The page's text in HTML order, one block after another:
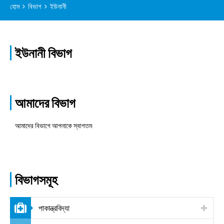
হোম বিভাগ ইউনানী
ইউনানী বিভাগ
আমাদের বিভাগ
আমাদের বিভাগে আপনাকে স্বাগতম
বিভাগসমূহ
পাকান্ত্রবিদ্যা